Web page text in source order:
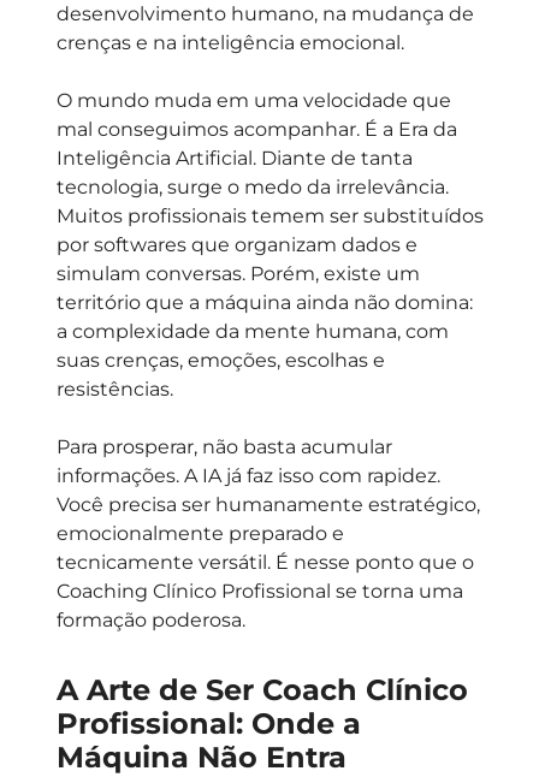
desenvolvimento humano, na mudança de
crenças e na inteligência emocional.
O mundo muda em uma velocidade que
mal conseguimos acompanhar. É a Era da
Inteligência Artificial. Diante de tanta
tecnologia, surge o medo da irrelevância.
Muitos profissionais temem ser substituídos
por softwares que organizam dados e
simulam conversas. Porém, existe um
território que a máquina ainda não domina:
a complexidade da mente humana, com
suas crenças, emoções, escolhas e
resistências.
Para prosperar, não basta acumular
informações. A IA já faz isso com rapidez.
Você precisa ser humanamente estratégico,
emocionalmente preparado e
tecnicamente versátil. É nesse ponto que o
Coaching Clínico Profissional se torna uma
formação poderosa.
A Arte de Ser Coach Clínico
Profissional: Onde a
Máquina Não Entra